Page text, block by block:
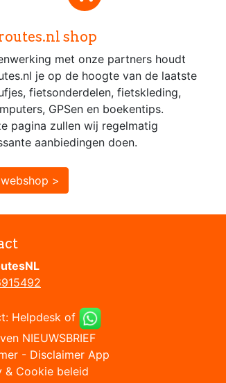
shop
met onze partners houdt
je op de hoogte van de laatste
fietsonderdelen, fietskleding,
GPSen en boekentips.
pagina zullen wij regelmatig
aanbiedingen doen.
>
Helpdesk of
NIEUWSBRIEF
- Disclaimer App
& Cookie beleid